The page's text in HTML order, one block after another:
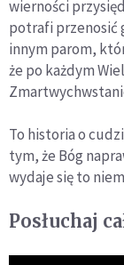
wierności
potrafi przenosić
innym parom,
że po każdym
To historia o
tym, że Bóg
wydaje się to
Posłuchaj